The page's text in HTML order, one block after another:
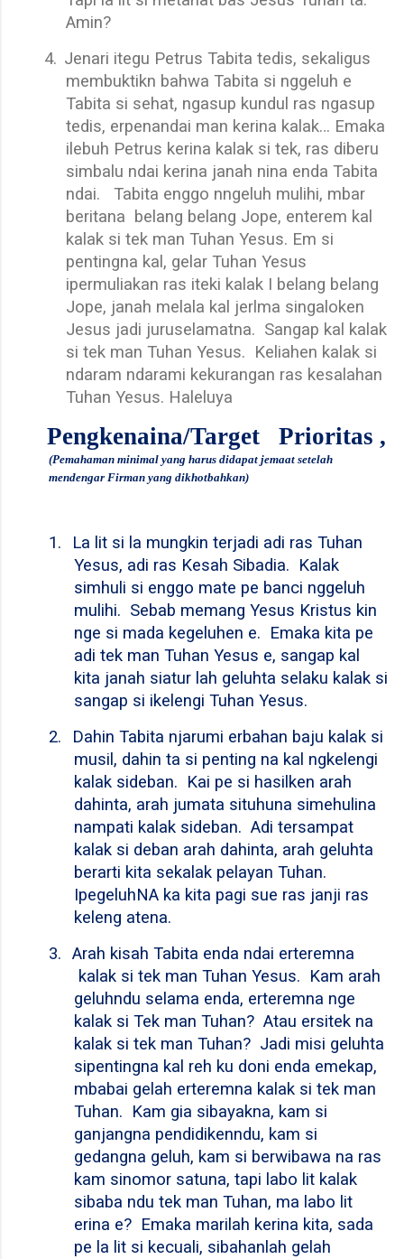
Amin?
4. Jenari itegu Petrus Tabita tedis, sekaligus
membuktikn bahwa Tabita si nggeluh e
Tabita si sehat, ngasup kundul ras ngasup
tedis, erpenandai man kerina kalak… Emaka
ilebuh Petrus kerina kalak si tek, ras diberu
simbalu ndai kerina janah nina enda Tabita
ndai.
Tabita enggo nngeluh mulihi, mbar
beritana belang belang Jope, enterem kal
kalak si tek man Tuhan Yesus. Em si
pentingna kal, gelar Tuhan Yesus
ipermuliakan ras iteki kalak I belang belang
Jope, janah melala kal jerlma singaloken
Jesus jadi juruselamatna. Sangap kal kalak
si tek man Tuhan Yesus. Keliahen kalak si
ndaram ndarami kekurangan ras kesalahan
Tuhan Yesus. Haleluya
Pengkenaina/Target Prioritas ,
(Pemahaman minimal yang harus didapat jemaat setelah
mendengar Firman yang dikhotbahkan)
1.
La lit si la mungkin terjadi adi ras Tuhan
Yesus, adi ras Kesah Sibadia. Kalak
simhuli si enggo mate pe banci nggeluh
mulihi. Sebab memang Yesus Kristus kin
nge si mada kegeluhen e. Emaka kita pe
adi tek man Tuhan Yesus e, sangap kal
kita janah siatur lah geluhta selaku kalak si
sangap si ikelengi Tuhan Yesus.
2.
Dahin Tabita njarumi erbahan baju kalak si
musil, dahin ta si penting na kal ngkelengi
kalak sideban. Kai pe si hasilken arah
dahinta, arah jumata situhuna simehulina
nampati kalak sideban. Adi tersampat
kalak si deban arah dahinta, arah geluhta
berarti kita sekalak pelayan Tuhan.
IpegeluhNA ka kita pagi sue ras janji ras
keleng atena.
3. Arah kisah Tabita enda ndai erteremna
kalak si tek man Tuhan Yesus. Kam arah
geluhndu selama enda, erteremna nge
kalak si Tek man Tuhan? Atau ersitek na
kalak si tek man Tuhan? Jadi misi geluhta
sipentingna kal reh ku doni enda emekap,
mbabai gelah erteremna kalak si tek man
Tuhan. Kam gia sibayakna, kam si
ganjangna pendidikenndu, kam si
gedangna geluh, kam si berwibawa na ras
kam sinomor satuna, tapi labo lit kalak
sibaba ndu tek man Tuhan, ma labo lit
erina e? Emaka marilah kerina kita, sada
pe la lit si kecuali, sibahanlah gelah